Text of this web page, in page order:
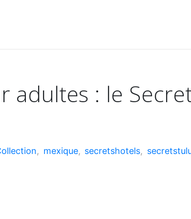
adultes : le
, mexique, secretshotels,